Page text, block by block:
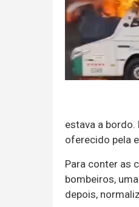
estava a
oferecido pela
Para conter as
bombeiros,
depois,